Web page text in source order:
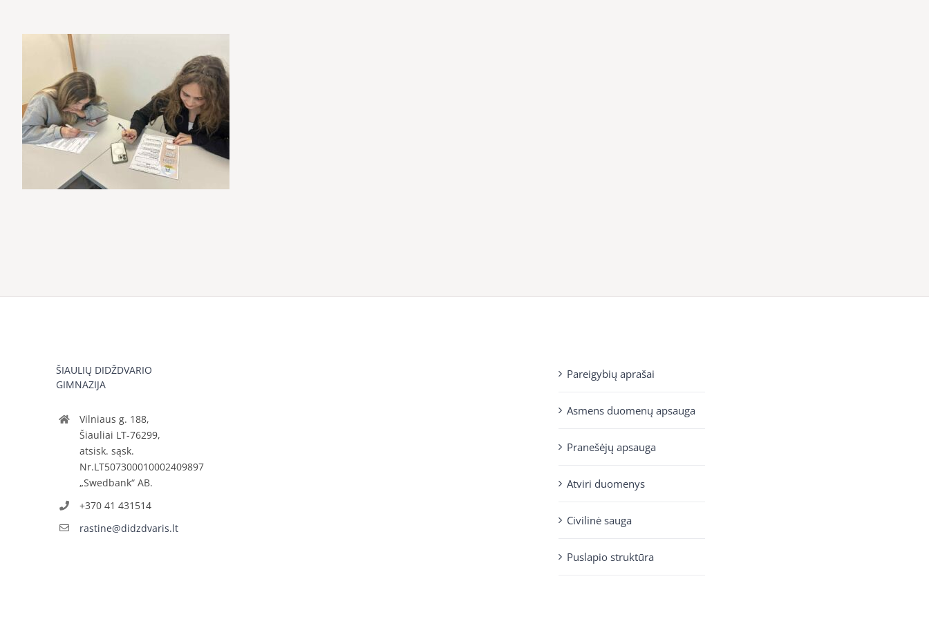
ŠIAULIŲ DIDŽDVARIO
GIMNAZIJA
Vilniaus g. 188,
Šiauliai LT-76299,
atsisk. sąsk.
Nr.LT507300010002409897
„Swedbank“ AB.
+370 41 431514
rastine@didzdvaris.lt
Pareigybių aprašai
Asmens duomenų apsauga
Pranešėjų apsauga
Atviri duomenys
Civilinė sauga
Puslapio struktūra